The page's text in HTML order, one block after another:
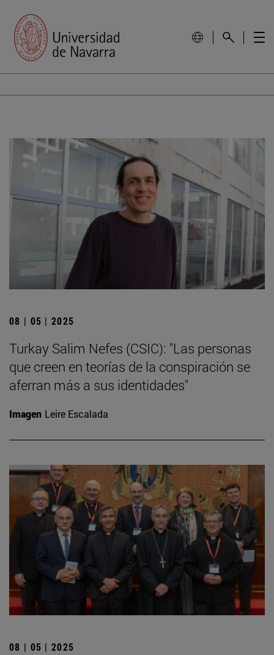
08 | 05 | 2025
Turkay Salim Nefes (CSIC): "Las personas
que creen en teorías de la conspiración se
aferran más a sus identidades"
Imagen Leire Escalada
08 | 05 | 2025